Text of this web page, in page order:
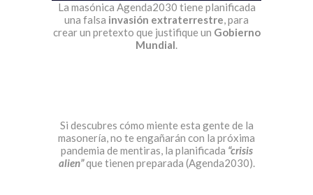
La masónica Agenda2030 tiene planificada
una falsa invasión extraterrestre, para
crear un pretexto que justifique un Gobierno
Mundial.
Si descubres cómo miente esta gente de la
masonería, no te engañarán con la próxima
pandemia de mentiras, la planificada “crisis
alien”que tienen preparada (Agenda2030).